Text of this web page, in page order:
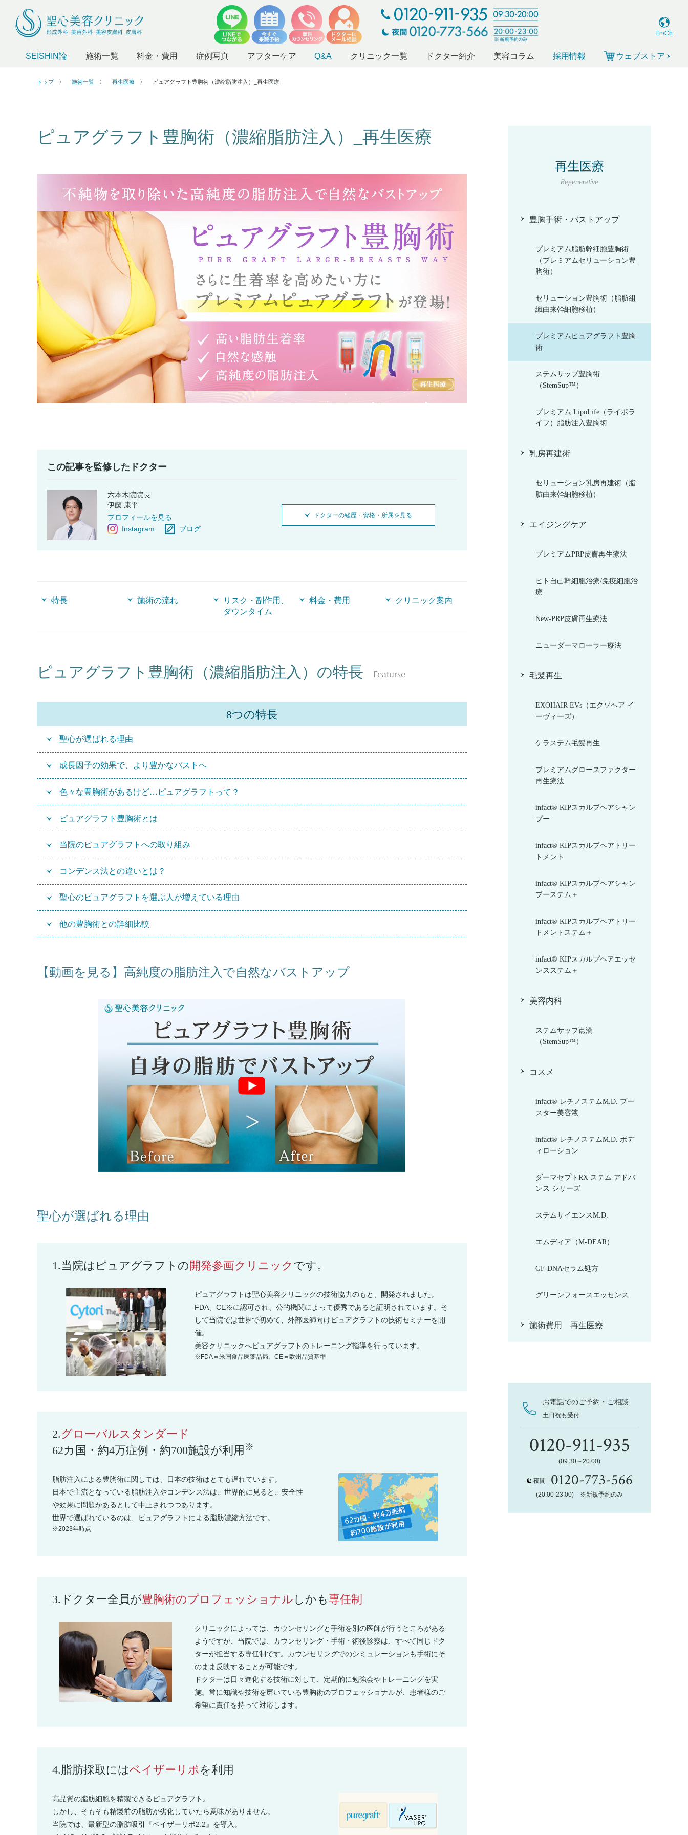
En/Ch
SEISHIN論 施術一覧 料金・費用 症例写真 アフターケア Q&A クリニック一覧 ドクター紹介 美容コラム 採用情報 ウェブストア
トップ 施術一覧 再生医療 ピュアグラフト豊胸術（濃縮脂肪注入）_再生医療
再生医療
Regenerative
豊胸手術・バストアップ
プレミアム脂肪幹細胞豊胸術
（プレミアムセリューション豊
胸術）
セリューション豊胸術（脂肪組
織由来幹細胞移植）
プレミアムピュアグラフト豊胸
術
ステムサップ豊胸術
（StemSup™）
プレミアム LipoLife（ライポラ
イフ）脂肪注入豊胸術
乳房再建術
セリューション乳房再建術（脂
肪由来幹細胞移植）
エイジングケア
プレミアムPRP皮膚再生療法
ヒト自己幹細胞治療/免疫細胞治
療
New-PRP皮膚再生療法
ニューダーマローラー療法
毛髪再生
EXOHAIR EVs（エクソヘア イ
ーヴィーズ）
ケラステム毛髪再生
プレミアムグロースファクター
再生療法
infact® KIPスカルプヘアシャン
プー
infact® KIPスカルプヘアトリー
トメント
infact® KIPスカルプヘアシャン
プーステム＋
infact® KIPスカルプヘアトリー
トメントステム＋
infact® KIPスカルプヘアエッセ
ンスステム＋
美容内科
ステムサップ点滴
（StemSup™）
コスメ
infact® レチノステムM.D. ブー
スター美容液
infact® レチノステムM.D. ボデ
ィローション
ダーマセプトRX ステム アドバ
ンス シリーズ
ステムサイエンスM.D.
エムディア（M-DEAR）
GF-DNAセラム処方
グリーンフォースエッセンス
施術費用 再生医療
お電話でのご予約・ご相談
土日祝も受付
0120-911-935
(09:30～20:00)
夜間 0120-773-566
(20:00-23:00) ※新規予約のみ
ピュアグラフト豊胸術（濃縮脂肪注入）_再生医療
この記事を監修したドクター
六本木院院長
伊藤 康平
プロフィールを見る
Instagram
ブログ
ドクターの経歴・資格・所属を見る
特長 施術の流れ
リスク・副作用、
ダウンタイム
料金・費用 クリニック案内
ピュアグラフト豊胸術（濃縮脂肪注入）の特長 Featurse
8つの特長
聖心が選ばれる理由
成長因子の効果で、より豊かなバストへ
色々な豊胸術があるけど…ピュアグラフトって？
ピュアグラフト豊胸術とは
当院のピュアグラフトへの取り組み
コンデンス法との違いとは？
聖心のピュアグラフトを選ぶ人が増えている理由
他の豊胸術との詳細比較
【動画を見る】高純度の脂肪注入で自然なバストアップ
聖心が選ばれる理由
1.当院はピュアグラフトの開発参画クリニック です。
ピュアグラフトは聖心美容クリニックの技術協力のもと、開発されました。
FDA、CE※に認可され、公的機関によって優秀であると証明されています。そ
して当院では世界で初めて、外部医師向けピュアグラフトの技術セミナーを開
催。
美容クリニックへピュアグラフトのトレーニング指導を行っています。
※FDA＝米国食品医薬品局、CE＝欧州品質基準
2.グローバルスタンダード
62カ国・約4万症例・約700施設が利用 ※
脂肪注入による豊胸術に関しては、日本の技術はとても遅れています。
日本で主流となっている脂肪注入やコンデンス法は、世界的に見ると、安全性
や効果に問題があるとして中止されつつあります。
世界で選ばれているのは、ピュアグラフトによる脂肪濃縮方法です。
※2023年時点
3. ドクター全員が豊胸術のプロフェッショナル しかも専任制
クリニックによっては、カウンセリングと手術を別の医師が行うところがある
ようですが、当院では、カウンセリング・手術・術後診察は、すべて同じドク
ターが担当する専任制です。カウンセリングでのシミュレーションも手術にそ
のまま反映することが可能です。
ドクターは日々進化する技術に対して、定期的に勉強会やトレーニングを実
施。常に知識や技術を磨いている豊胸術のプロフェッショナルが、患者様のご
希望に責任を持って対応します。
4.脂肪採取にはベイザーリポを利用
高品質の脂肪細胞を精製できるピュアグラフト。
しかし、そもそも精製前の脂肪が劣化していたら意味がありません。
当院では、最新型の脂肪吸引『ベイザーリポ2.2』を導入。